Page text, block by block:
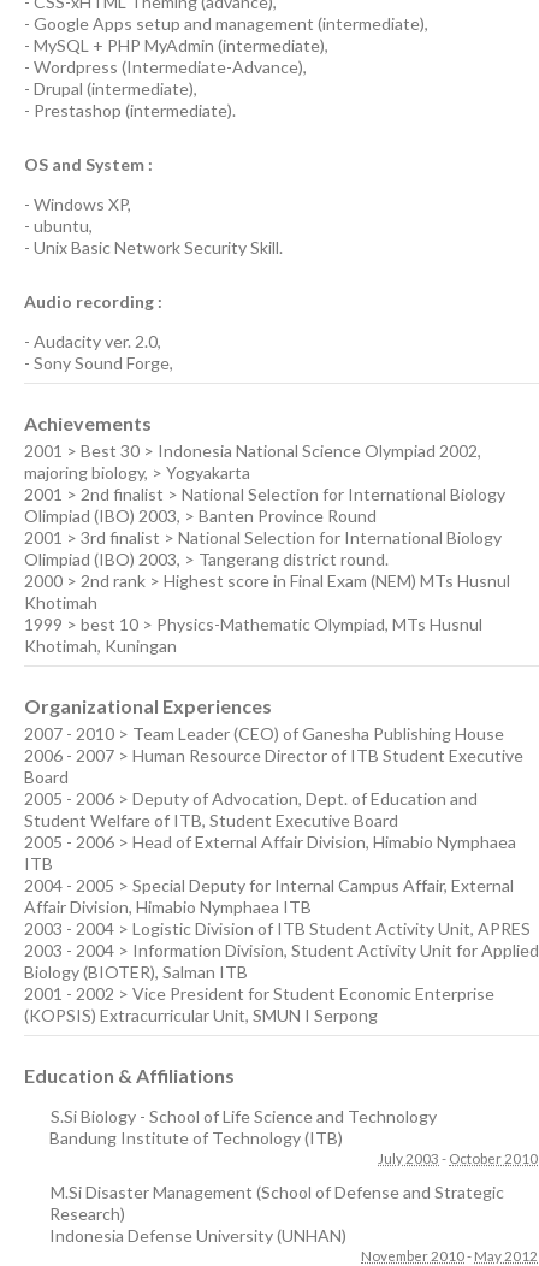
- Google Apps setup and management (intermediate),
- MySQL + PHP MyAdmin (intermediate),
- Wordpress (Intermediate-Advance),
- Drupal (intermediate),
- Prestashop (intermediate).
OS and System :
- Windows XP,
- ubuntu,
- Unix Basic Network SecuritySkill.
Audio recording :
- Audacity ver. 2.0,
- Sony Sound Forge,
Achievements
2001 > Best 30 > Indonesia National Science Olympiad 2002,
majoring biology, > Yogyakarta
2001 > 2nd finalist > National Selection for International Biology
Olimpiad (IBO) 2003, > Banten Province Round
2001 > 3rd finalist > National Selection for International Biology
Olimpiad (IBO) 2003, > Tangerang district round.
2000 > 2nd rank > Highest score in Final Exam (NEM) MTs Husnul
Khotimah
1999 > best 10 > Physics-Mathematic Olympiad, MTs Husnul
Khotimah, Kuningan
Organizational Experiences
2007 - 2010 > Team Leader (CEO) of Ganesha Publishing House
2006 - 2007 > Human Resource Director of ITB Student Executive
Board
2005 - 2006 > Deputy of Advocation, Dept. of Education and
Student Welfare of ITB, Student Executive Board
2005 - 2006 > Head of External Affair Division, Himabio Nymphaea
ITB
2004 - 2005 > Special Deputy for Internal Campus Affair, External
Affair Division, Himabio Nymphaea ITB
2003 - 2004 > Logistic Division of ITB Student Activity Unit, APRES
2003 - 2004 > Information Division, Student Activity Unit for Applied
Biology (BIOTER), Salman ITB
2001 - 2002 > Vice President for Student Economic Enterprise
(KOPSIS) Extracurricular Unit, SMUN I Serpong
Education & Affiliations
S.Si Biology - School of Life Science and Technology
Bandung Institute of Technology (ITB)
July 2003 - October 2010
M.Si Disaster Management (School of Defense and Strategic
Research)
Indonesia Defense University (UNHAN)
November 2010- May 2012